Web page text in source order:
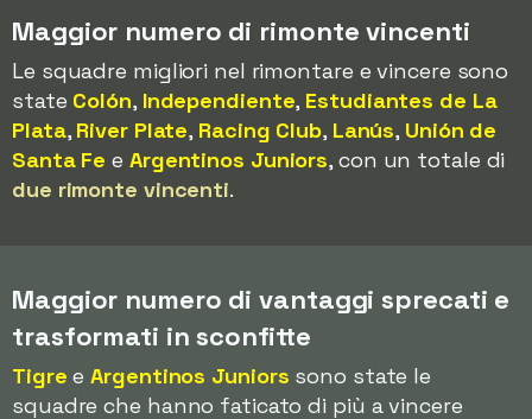
Maggior numero di rimonte vincenti
Le squadre migliori nel rimontare e vincere sono
state Colón, Independiente, Estudiantes de La
Plata, River Plate, Racing Club, Lanús, Unión de
Santa Fe e Argentinos Juniors, con un totale di
due rimonte vincenti.
Maggior numero di vantaggi sprecati e
trasformati in sconfitte
Tigre eArgentinos Juniors sono state le
squadre che hanno faticato di più a vincere